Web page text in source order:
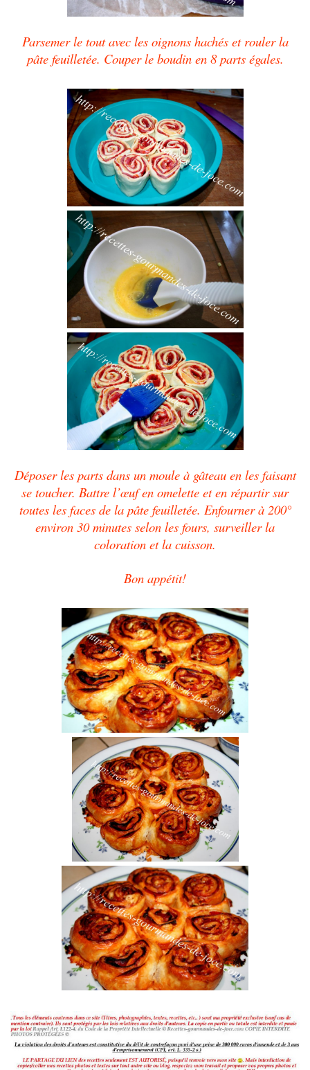
Parsemer le tout avec les oignons hachés et rouler la
pâte feuilletée. Couper le boudin en 8 parts égales.
Déposer les parts dans un moule à gâteau en les faisant
se toucher. Battre l’œuf en omelette et en répartir sur
toutes les faces de la pâte feuilletée. Enfourner à 200°
environ 30 minutes selon les fours, surveiller la
coloration et la cuisson.
Bon appétit!